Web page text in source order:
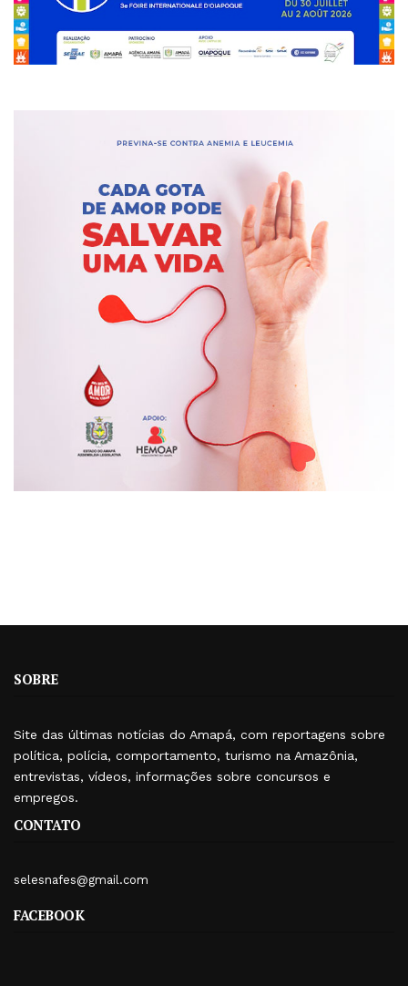
SOBRE
Site das últimas notícias do Amapá, com reportagens sobre
política, polícia, comportamento, turismo na Amazônia,
entrevistas, vídeos, informações sobre concursos e
empregos.
CONTATO
selesnafes@gmail.com
FACEBOOK